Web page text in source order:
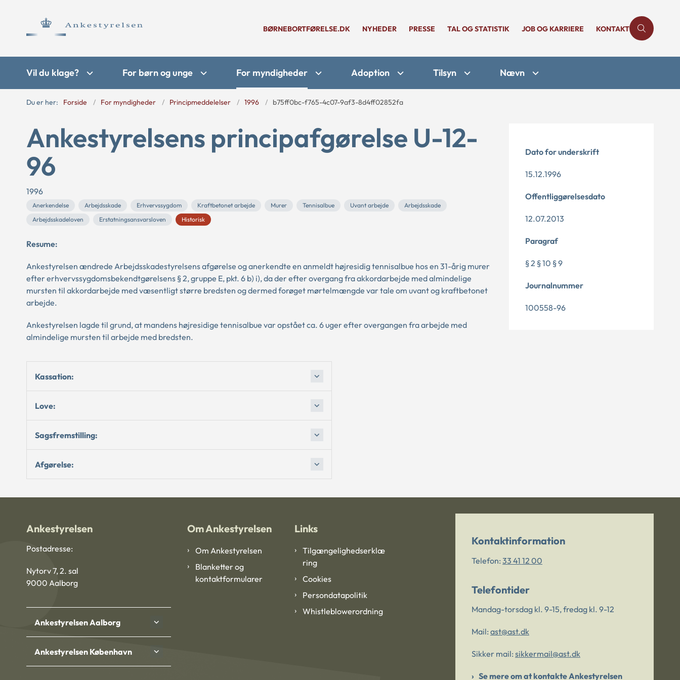
BØRNEBORTFØRELSE.DK NYHEDER PRESSE TAL OG STATISTIK JOB OG KARRIERE KONTAKT
Vil du klage? For børn og unge For myndigheder Adoption Tilsyn Nævn
Du er her: Forside For myndigheder Principmeddelelser 1996 b75ff0bc-f765-4c07-9af3-8d4ff02852fa
Ankestyrelsens principafgørelse U-12-
96
1996
Anerkendelse Arbejdsskade Erhvervssygdom Kraftbetonet arbejde Murer Tennisalbue Uvant arbejde
Arbejdsskade
Arbejdsskadeloven
Erstatningsansvarsloven Historisk
Resume:
Ankestyrelsen ændrede Arbejdsskadestyrelsens afgørelse og anerkendte en anmeldt højresidig tennisalbue hos en 31-årig murer
efter erhvervssygdomsbekendtgørelsens § 2, gruppe E, pkt. 6 b) i), da der efter overgang fra akkordarbejde med almindelige
mursten til akkordarbejde med væsentligt større bredsten og dermed forøget mørtelmængde var tale om uvant og kraftbetonet
arbejde.
Ankestyrelsen lagde til grund, at mandens højresidige tennisalbue var opstået ca. 6 uger efter overgangen fra arbejde med
almindelige mursten til arbejde med bredsten.
Kassation:
Love:
Sagsfremstilling:
Afgørelse:
Dato for underskrift
15.12.1996
Offentliggørelsesdato
12.07.2013
Paragraf
§ 2 § 10 § 9
Journalnummer
100558-96
Ankestyrelsen
Postadresse:
Nytorv 7, 2. sal
9000 Aalborg
Ankestyrelsen Aalborg
Ankestyrelsen København
Om Ankestyrelsen
Om Ankestyrelsen
Blanketter og
kontaktformularer
Links
Tilgængelighedserklæ
ring
Cookies
Persondatapolitik
Whistleblowerordning
Kontaktinformation
Telefon: 33 41 12 00
Telefontider
Mandag-torsdag kl. 9-15, fredag kl. 9-12
Mail: ast@ast.dk
Sikker mail: sikkermail@ast.dk
Se mere om at kontakte Ankestyrelsen